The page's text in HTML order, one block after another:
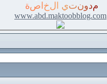
مدونتي لخ صة
www.abd.maktoobblog.com